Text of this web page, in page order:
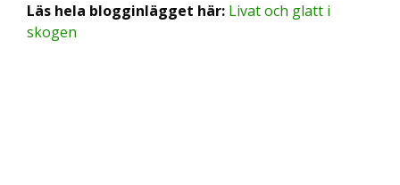
Läs hela blogginlägget här: Livat och glatt i
skogen